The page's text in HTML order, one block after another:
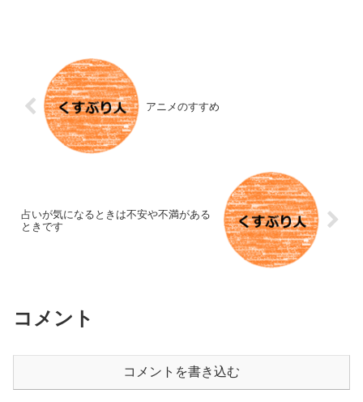
アニメのすすめ
占いが気になるときは不安や不満がある
ときです
コメント
コメントを書き込む